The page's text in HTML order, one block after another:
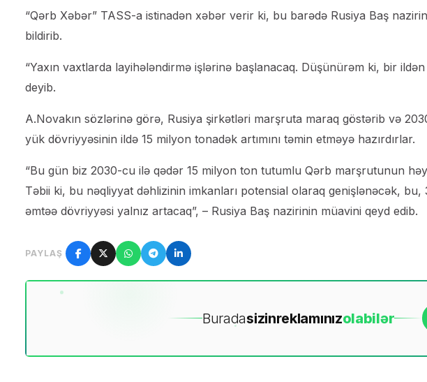
“Qərb Xəbər” TASS-a istinadən xəbər verir ki, bu barədə Rusiya Baş
bildirib.
“Yaxın vaxtlarda layihələndirmə işlərinə başlanacaq. Düşünürəm ki, bir
deyib.
A.Novakın sözlərinə görə, Rusiya şirkətləri marşruta maraq göstərib və
yük dövriyyəsinin ildə 15 milyon tonadək artımını təmin etməyə hazırdırlar.
“Bu gün biz 2030-cu ilə qədər 15 milyon ton tutumlu Qərb marşrutunun
Təbii ki, bu nəqliyyat dəhlizinin imkanları potensial olaraq genişlənəcək,
əmtəə dövriyyəsi yalnız artacaq”, – Rusiya Baş nazirinin müavini qeyd edib.
PAYLAŞ
Buradasizinreklamınızolabilər